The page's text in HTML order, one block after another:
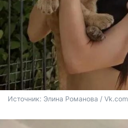
Источник: Элина Романова / Vk.com